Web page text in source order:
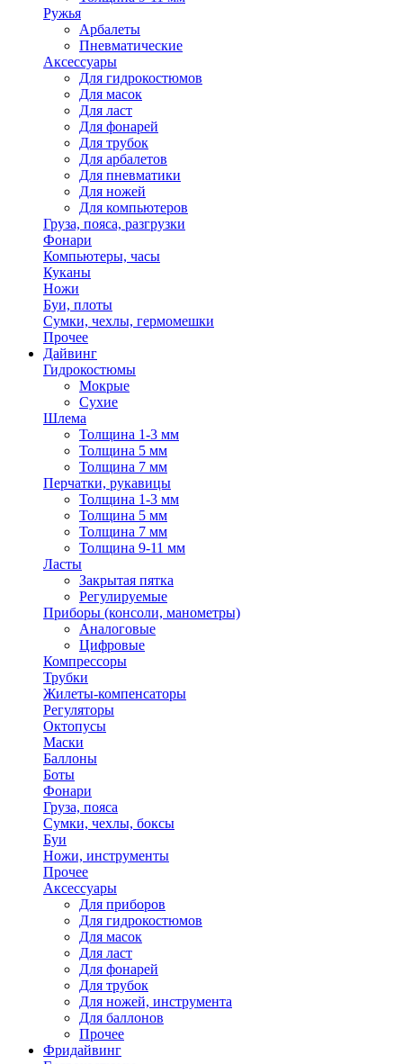
Ружья
Арбалеты
Пневматические
Аксессуары
Для гидрокостюмов
Для масок
Для ласт
Для фонарей
Для трубок
Для арбалетов
Для пневматики
Для ножей
Для компьютеров
Груза, пояса, разгрузки
Фонари
Компьютеры, часы
Куканы
Ножи
Буи, плоты
Сумки, чехлы, гермомешки
Прочее
Дайвинг
Гидрокостюмы
Мокрые
Сухие
Шлема
Толщина 1-3 мм
Толщина 5 мм
Толщина 7 мм
Перчатки, рукавицы
Толщина 1-3 мм
Толщина 5 мм
Толщина 7 мм
Толщина 9-11 мм
Ласты
Закрытая пятка
Регулируемые
Приборы (консоли, манометры)
Аналоговые
Цифровые
Компрессоры
Трубки
Жилеты-компенсаторы
Регуляторы
Октопусы
Маски
Баллоны
Боты
Фонари
Груза, пояса
Сумки, чехлы, боксы
Буи
Ножи, инструменты
Прочее
Аксессуары
Для приборов
Для гидрокостюмов
Для масок
Для ласт
Для фонарей
Для трубок
Для ножей, инструмента
Для баллонов
Прочее
Фридайвинг